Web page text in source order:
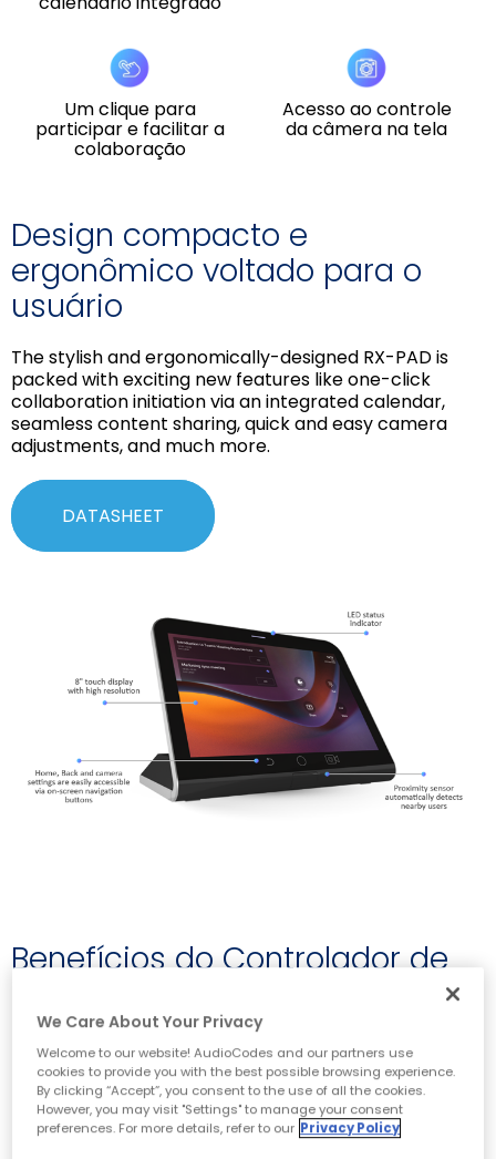
Um clique para
participar e facilitar a
colaboração
Acesso ao controle
da câmera na tela
Design compacto e
ergonômico voltado para o
usuário
The stylish and ergonomically-designed RX-PAD is
packed with exciting new features like one-click
collaboration initiation via an integrated calendar,
seamless content sharing, quick and easy camera
adjustments, and much more.
DATASHEET
Benefícios do Controlador de
Start meetings instantly and share your
screen with a single touch
Effortlessly boost meeting productivity with a
customized and intuitive interface
Option to add the AudioCodesMeeting
We Care About Your Privacy
Welcome to our website! AudioCodes and our partners use
cookies to provide you with the best possible browsing experience.
By clicking “Accept”, you consent to the use of all the cookies.
However, you may visit "Settings" to manage your consent
preferences. For more details, refer to our Privacy Policy